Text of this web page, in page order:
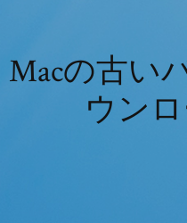
Macの古い
ウン